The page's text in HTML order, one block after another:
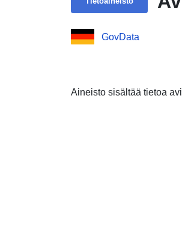
GovData
Aineisto sisältää tietoa